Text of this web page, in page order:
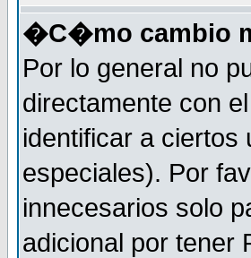
�C�mo cambio
Por lo general no
directamente con
identificar a ciertos
especiales). Por
innecesarios solo
adicional por tener